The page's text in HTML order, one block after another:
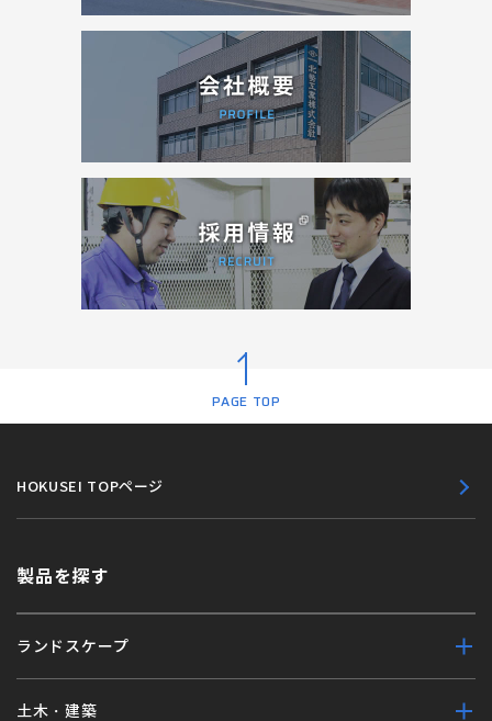
PAGE TOP
HOKUSEI TOPページ
製品を探す
ランドスケープ
土木・建築